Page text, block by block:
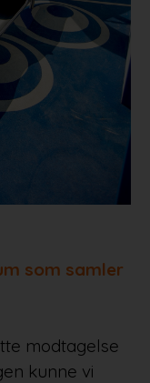
som samler
modtagelse
kunne vi